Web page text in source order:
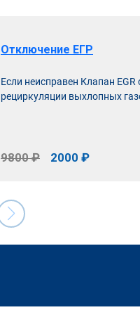
Отключение ЕГР
Если неисправен Клапан EGR
рециркуляции выхлопных
9800 ₽ 2000 ₽